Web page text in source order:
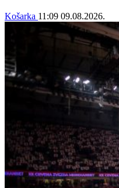
Košarka 11:09 09.08.2026.